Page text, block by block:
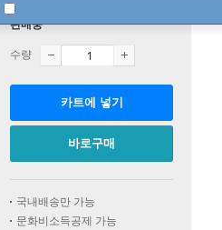
판매중
수량
카트에 넣기
바로구매
국내배송만 가능
문화비소득공제 가능